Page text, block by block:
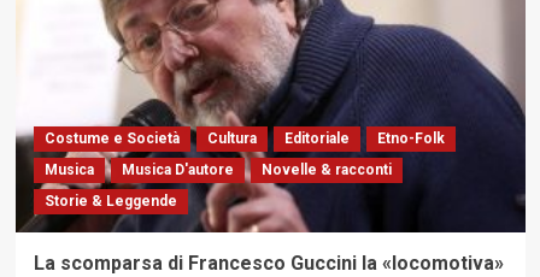
Costume e Società Cultura Editoriale
Etno-Folk
Musica
Musica D'autore
Novelle & racconti
Storie & Leggende
La scomparsa di Francesco Guccini la «locomotiva»